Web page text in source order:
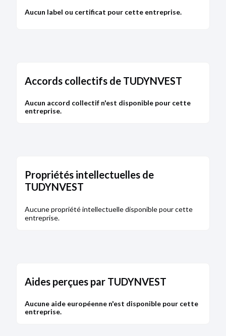
Aucun label ou certificat pour cette entreprise.
Accords collectifs de TUDYNVEST
Aucun accord collectif n'est disponible pour cette
entreprise.
Propriétés intellectuelles de
TUDYNVEST
Aucune propriété intellectuelle disponible pour cette
entreprise.
Aides perçues par TUDYNVEST
Aucune aide européenne n'est disponible pour cette
entreprise.